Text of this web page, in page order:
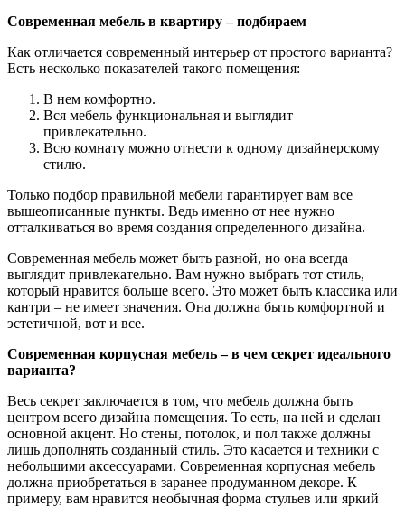
Современная мебель в квартиру – подбираем
Как отличается современный интерьер от простого варианта?
Есть несколько показателей такого помещения:
В нем комфортно.
Вся мебель функциональная и выглядит
привлекательно.
Всю комнату можно отнести к одному дизайнерскому
стилю.
Только подбор правильной мебели гарантирует вам все
вышеописанные пункты. Ведь именно от нее нужно
отталкиваться во время создания определенного дизайна.
Современная мебель может быть разной, но она всегда
выглядит привлекательно. Вам нужно выбрать тот стиль,
который нравится больше всего. Это может быть классика или
кантри – не имеет значения. Она должна быть комфортной и
эстетичной, вот и все.
Современная корпусная мебель – в чем секрет идеального
варианта?
Весь секрет заключается в том, что мебель должна быть
центром всего дизайна помещения. То есть, на ней и сделан
основной акцент. Но стены, потолок, и пол также должны
лишь дополнять созданный стиль. Это касается и техники с
небольшими аксессуарами. Современная корпусная мебель
должна приобретаться в заранее продуманном декоре. К
примеру, вам нравится необычная форма стульев или яркий